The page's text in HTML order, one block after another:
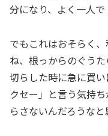
分になり、よく一人
でもこれはおそらく
ね、根っからのぐう
切らした時に急に買
クセー」と言う気持
らさないんだろうなと